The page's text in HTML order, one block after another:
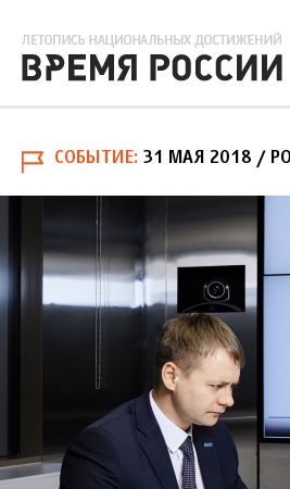
СОБЫТИЕ 31 МАЯ 2018 /